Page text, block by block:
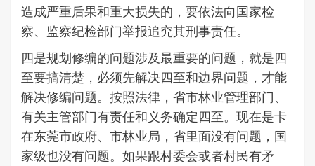
造成严重后果和重大损失的，要依法向国家检
察、监察纪检部门举报追究其刑事责任。
四是规划修编的问题涉及最重要的问题，就是四
至要搞清楚，必须先解决四至和边界问题，才能
解决修编问题。按照法律，省市林业管理部门、
有关主管部门有责任和义务确定四至。现在是卡
在东莞市政府、市林业局，省里面没有问题，国
家级也没有问题。如果跟村委会或者村民有矛